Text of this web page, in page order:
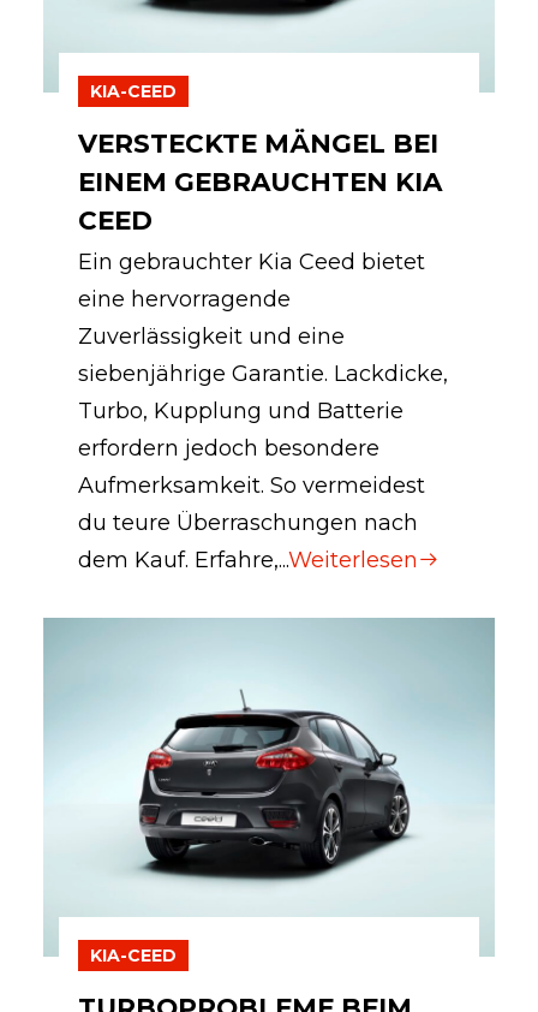
KIA-CEED
VERSTECKTE MÄNGEL BEI
EINEM GEBRAUCHTEN KIA
CEED
Ein gebrauchter Kia Ceed bietet
eine hervorragende
Zuverlässigkeit und eine
siebenjährige Garantie. Lackdicke,
Turbo, Kupplung und Batterie
erfordern jedoch besondere
Aufmerksamkeit. So vermeidest
du teure Überraschungen nach
dem Kauf. Erfahre,...Weiterlesen
KIA-CEED